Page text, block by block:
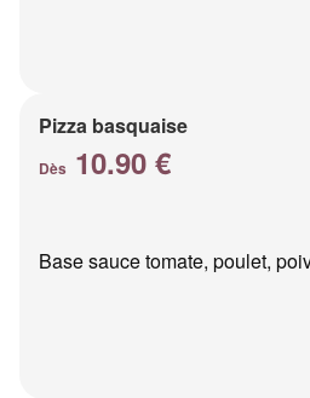
Pizza basquaise
Dès 10.90 €
Base sauce tomate, poulet,